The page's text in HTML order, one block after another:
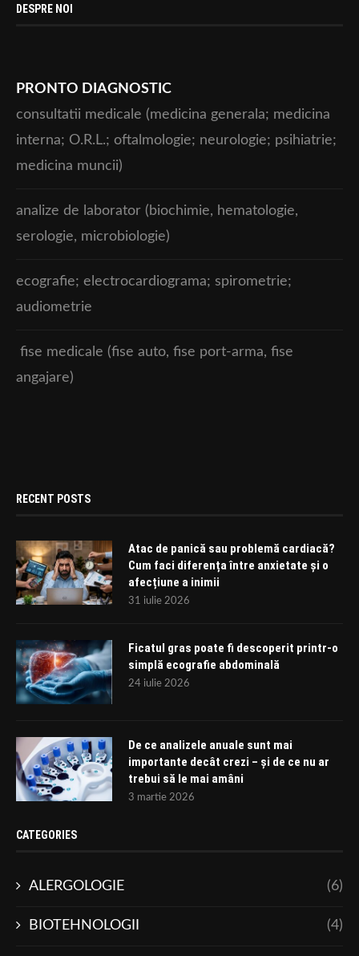
DESPRE NOI
PRONTO DIAGNOSTIC
consultatii medicale (medicina generala; medicina
interna; O.R.L.; oftalmologie; neurologie; psihiatrie;
medicina muncii)
analize de laborator (biochimie, hematologie,
serologie, microbiologie)
ecografie; electrocardiograma; spirometrie;
audiometrie
fise medicale (fise auto, fise port-arma, fise
angajare)
RECENT POSTS
Atac de panică sau problemă cardiacă?
Cum faci diferența între anxietate și o
afecțiune a inimii
31 iulie 2026
Ficatul gras poate fi descoperit printr-o
simplă ecografie abdominală
24 iulie 2026
De ce analizele anuale sunt mai
importante decât crezi – și de ce nu ar
trebui să le mai amâni
3 martie 2026
CATEGORIES
ALERGOLOGIE (6)
BIOTEHNOLOGII (4)